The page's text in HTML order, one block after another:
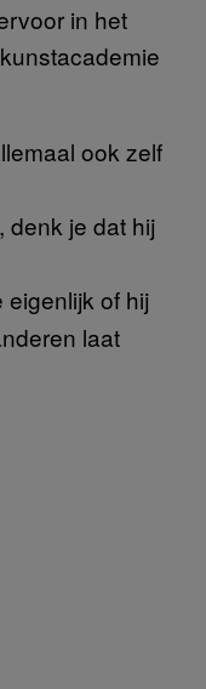
in het
ook zelf
denk je dat hij
eigenlijk of hij
laat